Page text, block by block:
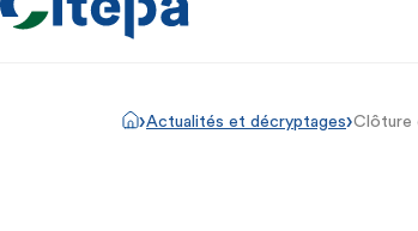
›Actualités et décryptages›Clôture